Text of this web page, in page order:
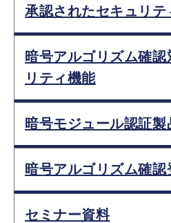
承認されたセキュリテ
暗号アルゴリズム確
リティ機能
暗号モジュール認証製
暗号アルゴリズム確認
セミナー資料